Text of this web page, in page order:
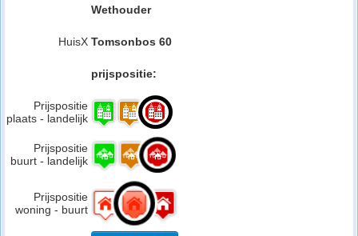
HuisX
Wethouder
Tomsonbos 60
prijspositie:
Prijspositie
plaats - landelijk
Prijspositie
buurt - landelijk
Prijspositie
woning - buurt